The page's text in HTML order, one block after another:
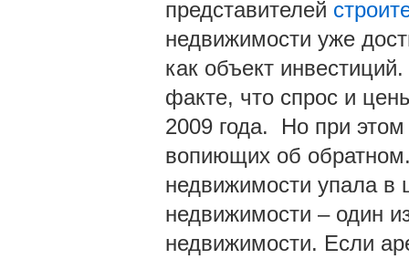
представителей
недвижимости уже
как объект
факте, что спрос и
2009 года. Но при
вопиющих об
недвижимости упала в
недвижимости – один
недвижимости. Если